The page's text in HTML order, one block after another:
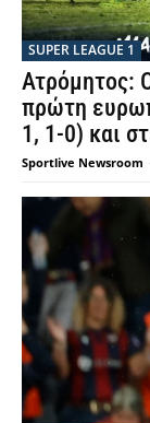
SUPER LEAGUE 1
Ατρόμητος:
πρώτη
1, 1-0) και
Sportlive Newsroom